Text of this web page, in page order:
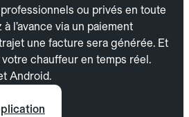
ou privés en toute
l’avance via un paiement
une facture sera générée. Et
chauffeur en temps réel.
Android.